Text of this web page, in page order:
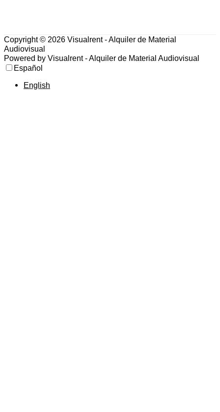
Copyright © 2026 Visualrent - Alquiler de Material
Audiovisual
Powered by Visualrent - Alquiler de Material Audiovisual
Español
English